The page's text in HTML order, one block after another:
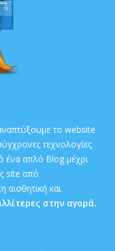
το website
τεχνολογίες
ένα απλό Blog μέχρι
site από
αισθητική και
στην αγορά.